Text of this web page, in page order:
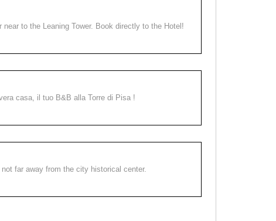
to the Leaning Tower. Book directly to the Hotel!
casa, il tuo B&B alla Torre di Pisa !
far away from the city historical center.